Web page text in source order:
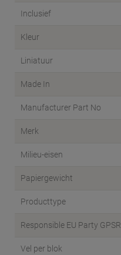
Inclusief
Kleur
Liniatuur
Made In
Manufacturer Part No
Merk
Milieu-eisen
Papiergewicht
Producttype
Responsible EU Party GPSR
Vel per blok